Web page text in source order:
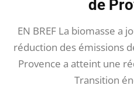
de
EN BREF La biomasse a
réduction des émissions
Provence a atteint une
Transition